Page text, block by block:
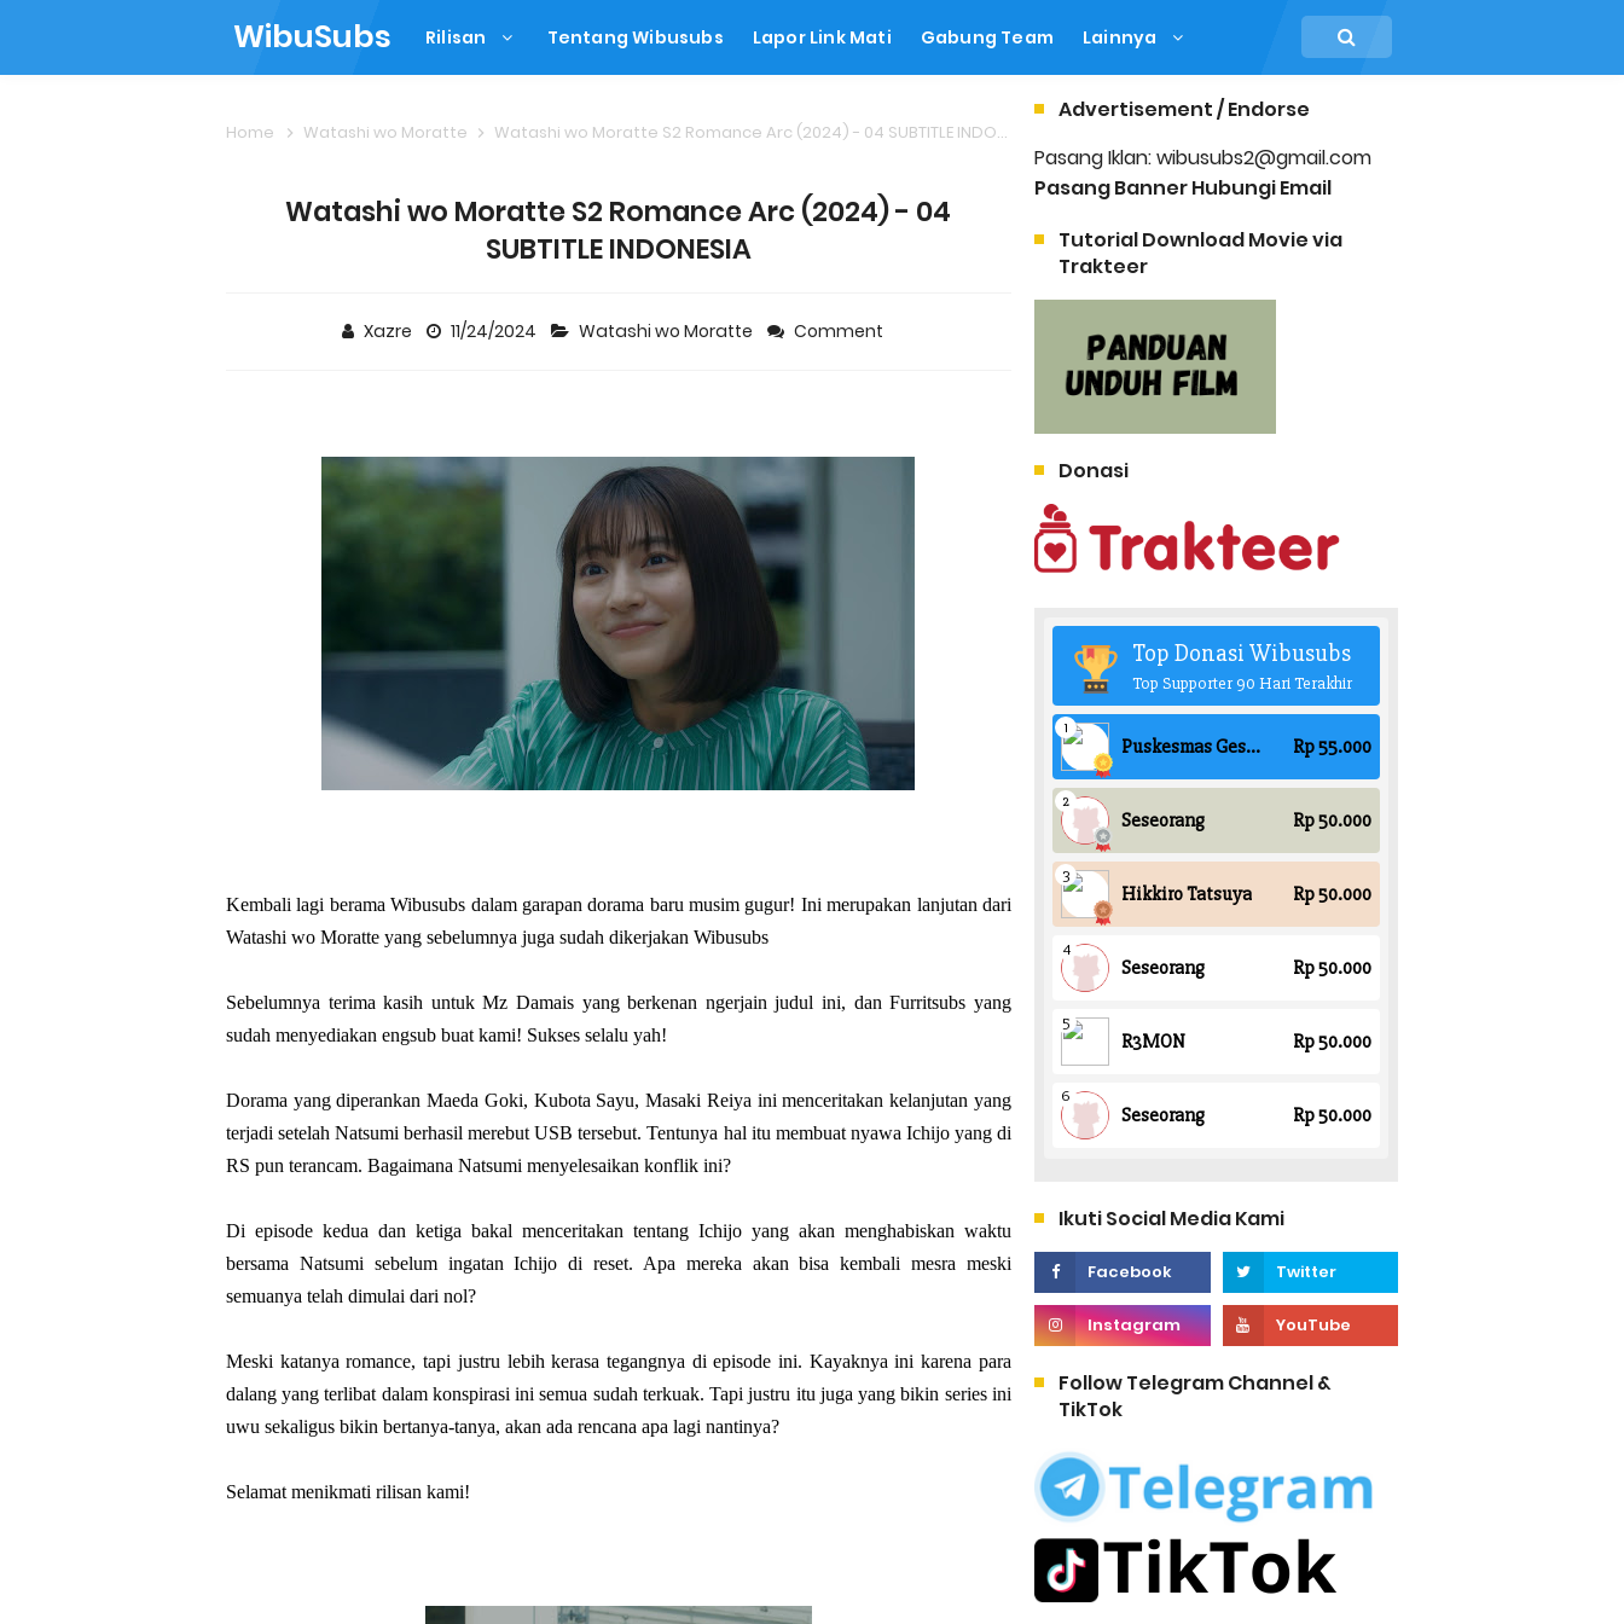
WibuSubs Rilisan Tentang Wibusubs Lapor Link Mati Gabung Team Lainnya
Home Watashi wo Moratte Watashi wo Moratte S2 Romance Arc (2024) - 04 SUBTITLE INDONESIA
Watashi wo Moratte S2 Romance Arc (2024) - 04
SUBTITLE INDONESIA
Xazre 11/24/2024 Watashi wo Moratte Comment
Kembali lagi berama Wibusubs dalam garapan dorama baru musim gugur! Ini merupakan lanjutan dari
Watashi wo Moratte yang sebelumnya juga sudah dikerjakan Wibusubs
Sebelumnya terima kasih untuk Mz Damais yang berkenan ngerjain judul ini, dan Furritsubs yang
sudah menyediakan engsub buat kami! Sukses selalu yah!
Dorama yang diperankan Maeda Goki, Kubota Sayu, Masaki Reiya ini menceritakan kelanjutan yang
terjadi setelah Natsumi berhasil merebut USB tersebut. Tentunya hal itu membuat nyawa Ichijo yang di
RS pun terancam. Bagaimana Natsumi menyelesaikan konflik ini?
Di episode kedua dan ketiga bakal menceritakan tentang Ichijo yang akan menghabiskan waktu
bersama Natsumi sebelum ingatan Ichijo di reset. Apa mereka akan bisa kembali mesra meski
semuanya telah dimulai dari nol?
Meski katanya romance, tapi justru lebih kerasa tegangnya di episode ini. Kayaknya ini karena para
dalang yang terlibat dalam konspirasi ini semua sudah terkuak. Tapi justru itu juga yang bikin series ini
uwu sekaligus bikin bertanya-tanya, akan ada rencana apa lagi nantinya?
Selamat menikmati rilisan kami!
Advertisement / Endorse
Pasang Iklan: wibusubs2@gmail.com
Pasang Banner Hubungi Email
Tutorial Download Movie via
Trakteer
Donasi
Ikuti Social Media Kami
Follow Telegram Channel &
TikTok